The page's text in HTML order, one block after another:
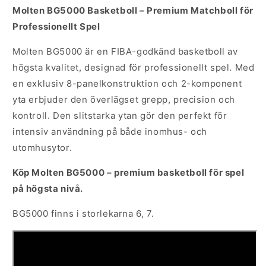
Molten BG5000 Basketboll – Premium Matchboll för
Professionellt Spel
Molten BG5000 är en FIBA-godkänd basketboll av
högsta kvalitet, designad för professionellt spel. Med
en exklusiv 8-panelkonstruktion och 2-komponent
yta erbjuder den överlägset grepp, precision och
kontroll. Den slitstarka ytan gör den perfekt för
intensiv användning på både inomhus- och
utomhusytor.
Köp Molten BG5000 – premium basketboll för spel
på högsta nivå.
BG5000 finns i storlekarna 6, 7.